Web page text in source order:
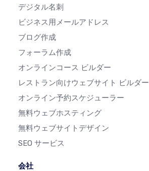
デジタル名刺
ビジネス用メールアドレス
ブログ作成
フォーラム作成
オンラインコース ビルダー
レストラン向けウェブサイト ビルダー
オンライン予約スケジューラー
無料ウェブホスティング
無料ウェブサイトデザイン
SEO サービス
会社